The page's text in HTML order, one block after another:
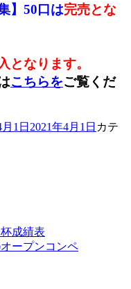
】50口は完売とな
となります。
こちらをご覧くだ
1日 2021年4月1日 カテ
成績表
ープンコンペ